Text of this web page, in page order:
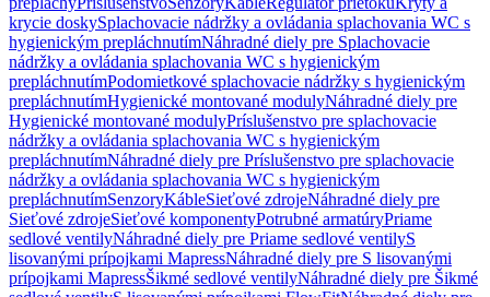
krycie doskySplachovacie nádržky a ovládania splachovania WC s
hygienickým prepláchnutímNáhradné diely pre Splachovacie
nádržky a ovládania splachovania WC s hygienickým
prepláchnutímPodomietkové splachovacie nádržky s hygienickým
prepláchnutímHygienické montované modulyNáhradné diely pre
Hygienické montované modulyPríslušenstvo pre splachovacie
nádržky a ovládania splachovania WC s hygienickým
prepláchnutímNáhradné diely pre Príslušenstvo pre splachovacie
nádržky a ovládania splachovania WC s hygienickým
prepláchnutímSenzoryKábleSieťové zdrojeNáhradné diely pre
Sieťové zdrojeSieťové komponentyPotrubné armatúryPriame
sedlové ventilyNáhradné diely pre Priame sedlové ventilyS
lisovanými prípojkami MapressNáhradné diely pre S lisovanými
prípojkami MapressŠikmé sedlové ventilyNáhradné diely pre Šikmé